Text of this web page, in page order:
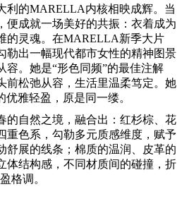
利的MARELLA内核相映成辉。当
便成就一场美好的共振：衣着成为
的灵魂。在MARELLA新季大片
勒出一幅现代都市女性的精神图景
。她是“形色同频”的最佳注解
松弛从容，生活里温柔笃定。她
雅轻盈，原是同一缕。
的自然之境，融合出：红杉棕、花
重色系，勾勒多元质感维度，赋予
舒展的线条；棉质的温润、皮革的
体结构感，不同材质间的碰撞，折
格调。